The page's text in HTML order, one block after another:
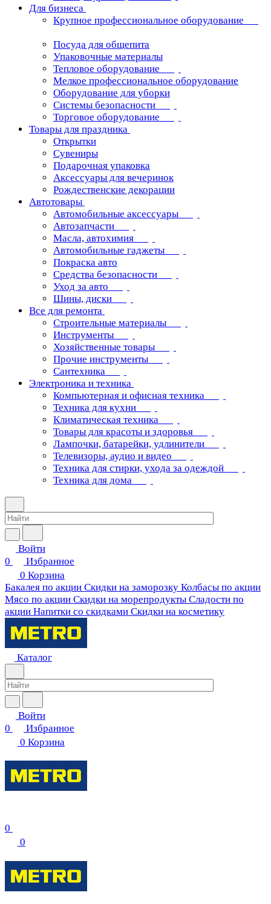
Для бизнеса
Крупное профессиональное оборудование
Посуда для общепита
Упаковочные материалы
Тепловое оборудование
Мелкое профессиональное оборудование
Оборудование для уборки
Системы безопасности
Торговое оборудование
Товары для праздника
Открытки
Сувениры
Подарочная упаковка
Аксессуары для вечеринок
Рождественские декорации
Автотовары
Автомобильные аксессуары
Автозапчасти
Масла, автохимия
Автомобильные гаджеты
Покраска авто
Средства безопасности
Уход за авто
Шины, диски
Все для ремонта
Строительные материалы
Инструменты
Хозяйственные товары
Прочие инструменты
Сантехника
Электроника и техника
Компьютерная и офисная техника
Техника для кухни
Климатическая техника
Товары для красоты и здоровья
Лампочки, батарейки, удлинители
Телевизоры, аудио и видео
Техника для стирки, ухода за одеждой
Техника для дома
Войти
0
Избранное
0 Корзина
Бакалея по акции Скидки на заморозку Колбасы по акции
Мясо по акции Скидки на морепродукты Сладости по
акции Напитки со скидками Скидки на косметику
Каталог
Войти
0
Избранное
0 Корзина
0
0